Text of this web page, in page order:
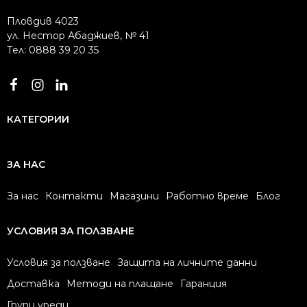
Пловдив 4023
ул. Нестор Абаджиев, № 41
Тел: 0888 39 20 35
КАТЕГОРИИ
ЗА НАС
За нас Контакти Магазини Работно време Блог
УСЛОВИЯ ЗА ПОЛЗВАНЕ
Условия за ползване
Защита на личните данни
Доставка
Методи на плащане
Гаранция